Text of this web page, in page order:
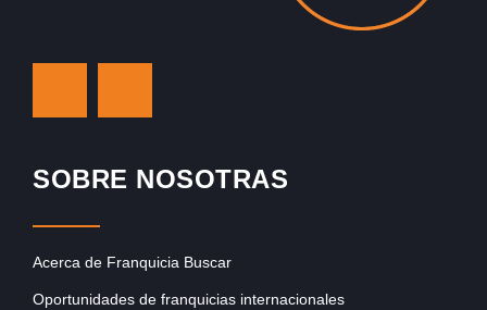
SOBRE NOSOTRAS
Acerca de Franquicia Buscar
Oportunidades de franquicias internacionales